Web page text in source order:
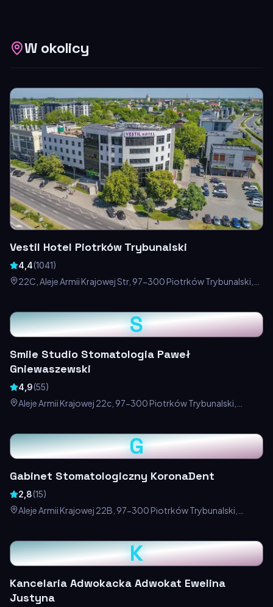
W okolicy
Vestil Hotel Piotrków Trybunalski
4,4(1041)
22C, Aleje Armii Krajowej Str, 97-300 Piotrków Trybunalski,
S
Smile Studio Stomatologia Paweł
Gniewaszewski
4,9(55)
Aleje Armii Krajowej 22c, 97-300 Piotrków Trybunalski,
G
Gabinet Stomatologiczny KoronaDent
2,8(15)
Aleje Armii Krajowej 22B, 97-300 Piotrków Trybunalski,
K
Kancelaria Adwokacka Adwokat Ewelina
Justyna